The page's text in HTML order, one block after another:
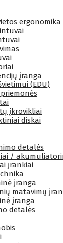
ergonomika
įranga
(EDU)
įkrovikliai
diskai
detalės
/
įrankiai
įranga
matavimų
įranga
detalės